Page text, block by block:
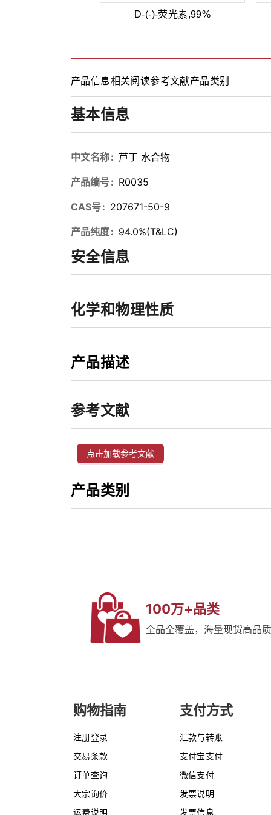
D-(-)-荧光素,99%
产品信息相关阅读参考文献产品类别
基本信息
中文名称 芦丁 水合物
产品编号 R0035
CAS号 207671-50-9
产品纯度 94.0%(T&LC)
安全信息
化学和物理性质
产品描述
参考文献
点击加载参考文献
产品类别
100万+品类
全品全覆盖，海量现货高品
购物指南
注册登录
交易条款
订单查询
大宗询价
运费说明
支付方式
汇款与转账
支付宝支付
微信支付
发票说明
发票信息